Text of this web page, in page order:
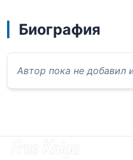
Биография
Автор пока не добавил